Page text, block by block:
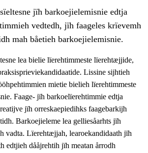
jïh barkoejielemisnie edtja
vedtedh, jïh faageles krïevemh
mah båetieh barkoejielemisnie.
lea bielie lïerehtimmeste lïerehtæjjide,
Lissine sijhtieh
mietie bielieh lïerehtimmeste
Faage- jïh barkoelïerehtimmie edtja
jïh orreskaepiedihks faagebarkijh
Barkoejieleme lea gelliesåarhts jïh
vadta. Lïerehtæjjah, learoekandidaath jïh
edtjieh dååjrehtih jïh meatan årrodh